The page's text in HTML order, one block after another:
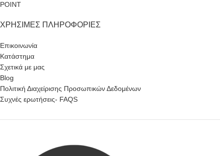
POINT
ΧΡΉΣΙΜΕΣ ΠΛΗΡΟΦΟΡΊΕΣ
Επικοινωνία
Κατάστημα
Σχετικά με μας
Blog
Πολιτική Διαχείρισης Προσωπικών Δεδομένων
Συχνές ερωτήσεις- FAQS